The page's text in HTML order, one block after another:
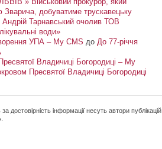
» Військовий прокурор, який
Зварича, добуватиме трускавецьку
Андрій Тарнавський очолив ТОВ
води»
УПА – My CMS до До 77-річчя
Владичиці Богородиці – My
Пресвятої Владичиці Богородиці
достовірність інформації несуть автори публікацій.